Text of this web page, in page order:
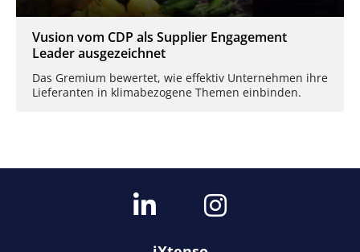
Vusion vom CDP als Supplier Engagement
Leader ausgezeichnet
Das Gremium bewertet, wie effektiv Unternehmen ihre
Lieferanten in klimabezogene Themen einbinden.